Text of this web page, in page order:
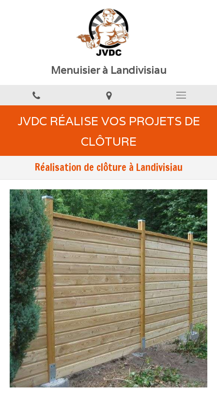
Menuisier à Landivisiau
JVDC RÉALISE VOS PROJETS DE
CLÔTURE
Réalisation de clôture à Landivisiau